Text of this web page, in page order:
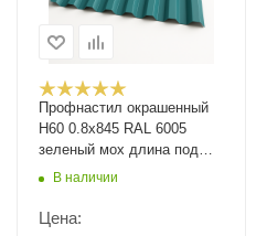
Профнастил окрашенный
Н60 0.8х845 RAL 6005
зеленый мох длина под
заказ арт.1136629
В наличии
Цена: